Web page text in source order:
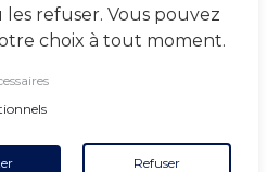
les refuser. Vous pouvez
choix à tout moment.
Refuser